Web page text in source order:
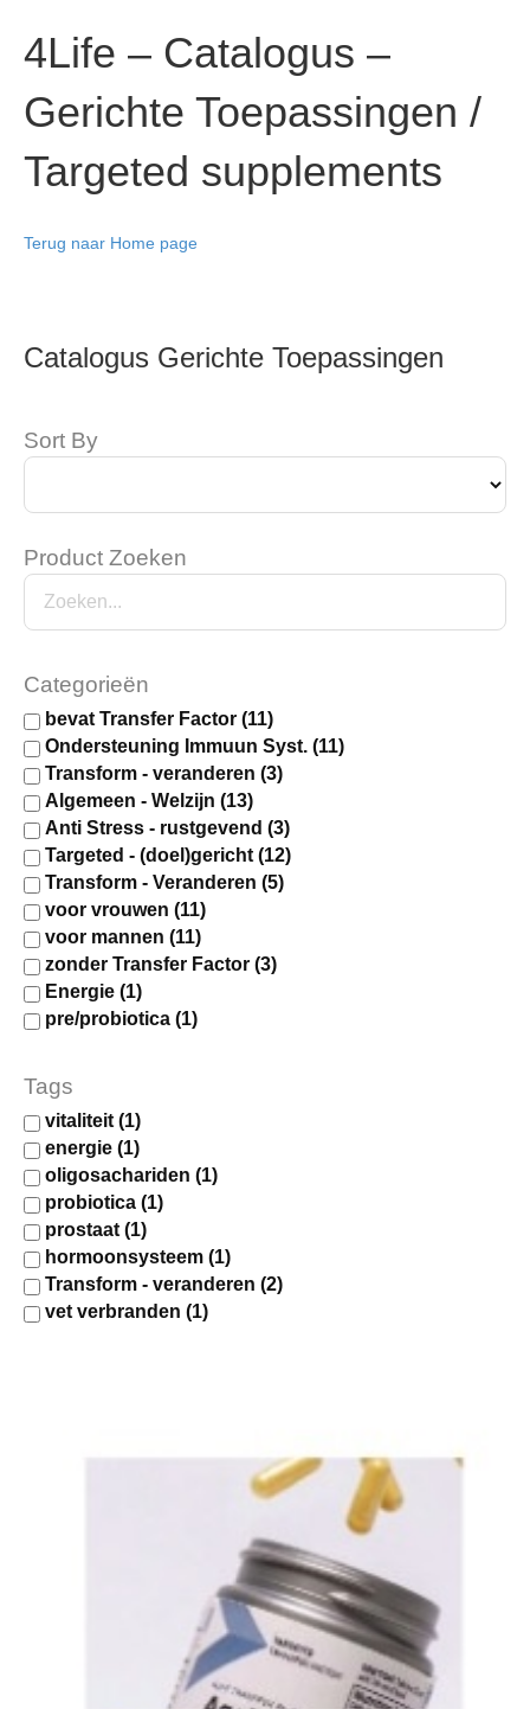
4Life – Catalogus –
Gerichte Toepassingen /
Targeted supplements
Terug naar Home page
Catalogus Gerichte Toepassingen
Sort By
Product Zoeken
Categorieën
bevat Transfer Factor (11)
Ondersteuning Immuun Syst. (11)
Transform - veranderen (3)
Algemeen - Welzijn (13)
Anti Stress - rustgevend (3)
Targeted - (doel)gericht (12)
Transform - Veranderen (5)
voor vrouwen (11)
voor mannen (11)
zonder Transfer Factor (3)
Energie (1)
pre/probiotica (1)
Tags
vitaliteit (1)
energie (1)
oligosachariden (1)
probiotica (1)
prostaat (1)
hormoonsysteem (1)
Transform - veranderen (2)
vet verbranden (1)